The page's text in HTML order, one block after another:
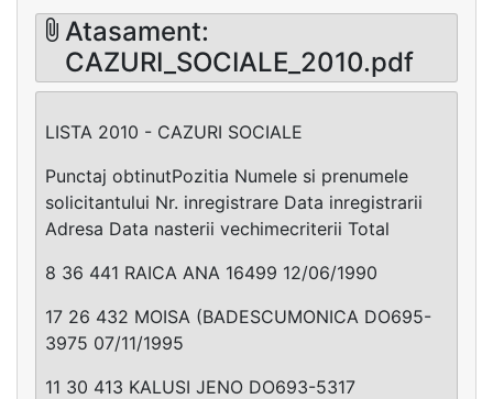
Atasament:
CAZURI_SOCIALE_2010.pdf
LISTA 2010 - CAZURI SOCIALE
Punctaj obtinutPozitia Numele si prenumele
solicitantului Nr. inregistrare Data inregistrarii
Adresa Data nasterii vechimecriterii Total
8 36 441 RAICA ANA 16499 12/06/1990
17 26 432 MOISA (BADESCUMONICA DO695-
3975 07/11/1995
11 30 413 KALUSI JENO DO693-5317